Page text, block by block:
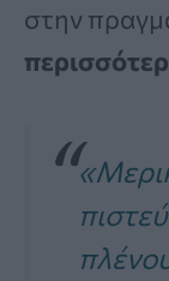
στην